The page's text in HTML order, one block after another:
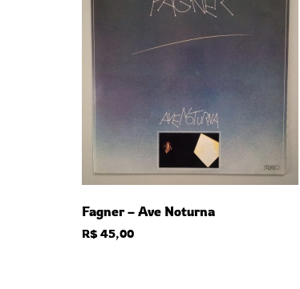
Fagner – Ave Noturna
R$45,00